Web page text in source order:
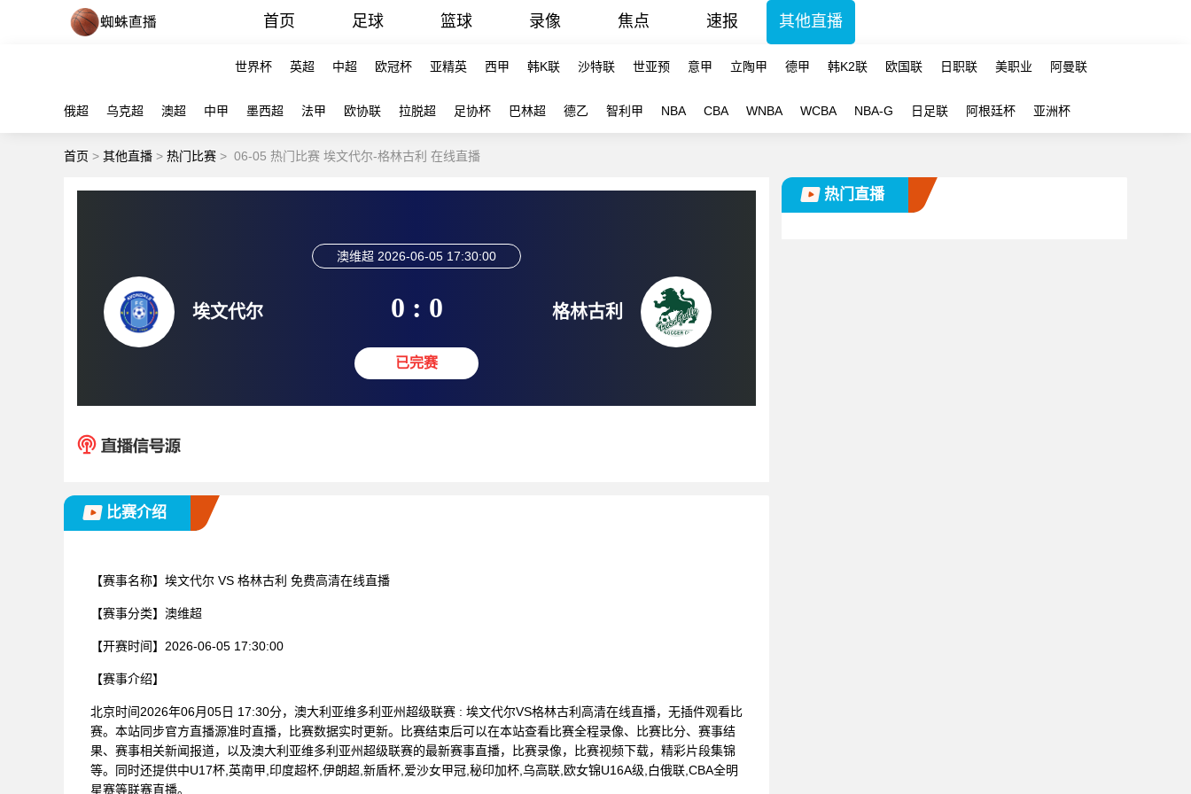
首页 足球 篮球 录像 焦点 速报 其他直播
世界杯 英超 中超 欧冠杯 亚精英 西甲 韩K联 沙特联 世亚预 意甲 立陶甲 德甲 韩K2联 欧国联 日职联 美职业 阿曼联
俄超 乌克超 澳超 中甲 墨西超 法甲 欧协联 拉脱超 足协杯 巴林超 德乙 智利甲 NBA CBA WNBA WCBA NBA-G 日足联 阿根廷杯 亚洲杯
首页 > 其他直播 > 热门比赛 > 06-05 热门比赛 埃文代尔-格林古利 在线直播
埃文代尔
澳维超 2026-06-05 17:30:00
0 : 0
已完赛
格林古利
比赛介绍
【赛事名称】 埃文代尔 VS 格林古利 免费高清在线直播
【赛事分类】 澳维超
【开赛时间】 2026-06-05 17:30:00
【赛事介绍】
北京时间2026年06月05日 17:30分，澳大利亚维多利亚州超级联赛 : 埃文代尔VS格林古利高清在线直播，无插件观看比
赛。本站同步官方直播源准时直播，比赛数据实时更新。比赛结束后可以在本站查看比赛全程录像、比赛比分、赛事结
果、赛事相关新闻报道，以及澳大利亚维多利亚州超级联赛的最新赛事直播，比赛录像，比赛视频下载，精彩片段集锦
等。同时还提供中U17杯,英南甲,印度超杯,伊朗超,新盾杯,爱沙女甲冠,秘印加杯,乌高联,欧女锦U16A级,白俄联,CBA全明
星赛等联赛直播。
热门直播